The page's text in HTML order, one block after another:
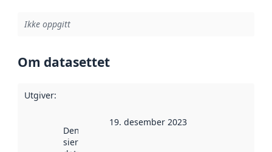
Ikke oppgitt
Om datasettet
Utgiver:
Denne datoen
sier når
19. desember 2023